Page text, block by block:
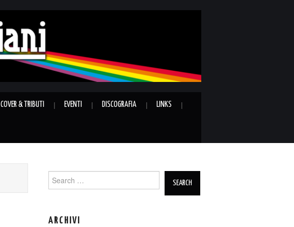
COVER & TRIBUTI EVENTI DISCOGRAFIA LINKS
for:
ARCHIVI